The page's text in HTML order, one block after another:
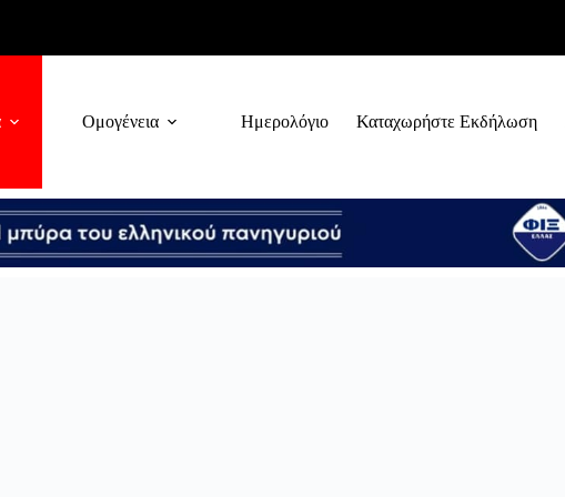
Ομογένεια Ημερολόγιο Καταχωρήστε Εκδήλωση